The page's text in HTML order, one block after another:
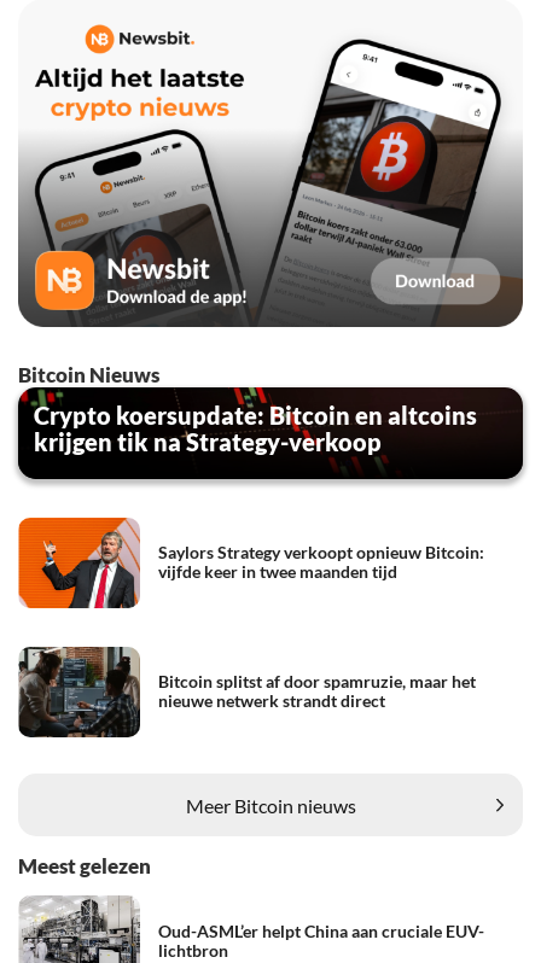
Bitcoin Nieuws
Crypto koersupdate: Bitcoin en altcoins
krijgen tik na Strategy-verkoop
Saylors Strategy verkoopt opnieuw Bitcoin:
vijfde keer in twee maanden tijd
Bitcoin splitst af door spamruzie, maar het
nieuwe netwerk strandt direct
Meer Bitcoin nieuws
Meest gelezen
Oud-ASML’er helpt China aan cruciale EUV-
lichtbron